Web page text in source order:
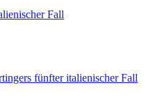
Fall
fünfter italienischer Fall